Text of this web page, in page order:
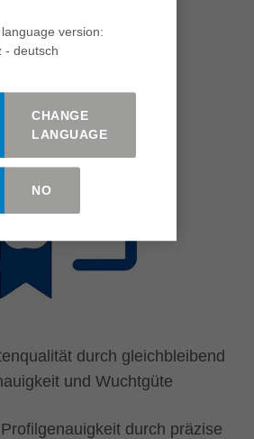
perfekte
durch gleichbleibend
und Wuchtgüte
durch präzise
version:
- deutsch
CHANGE
LANGUAGE
NO